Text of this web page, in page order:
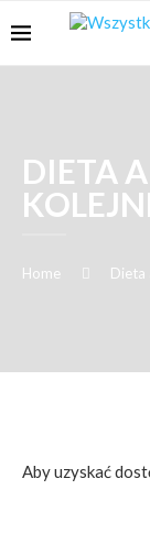
DIETA
Home Dieta
Aby uzyskać